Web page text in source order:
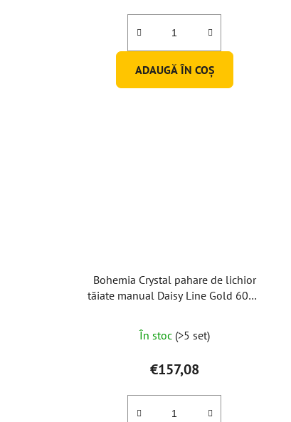
ADAUGĂ ÎN COŞ
Bohemia Crystal pahare de lichior
tăiate manual Daisy Line Gold 60ml
În stoc (>5 set)
€157,08